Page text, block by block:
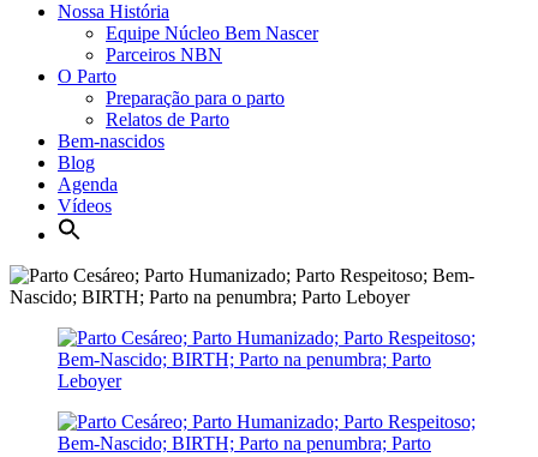
Nossa História
Equipe Núcleo Bem Nascer
Parceiros NBN
O Parto
Preparação para o parto
Relatos de Parto
Bem-nascidos
Blog
Agenda
Vídeos